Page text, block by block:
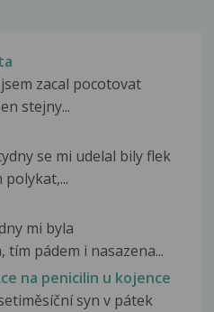
zacal pocotovat
stejny...
se mi udelal bily flek
mi byla
pádem i nasazena...
na penicilin u kojence
syn v pátek